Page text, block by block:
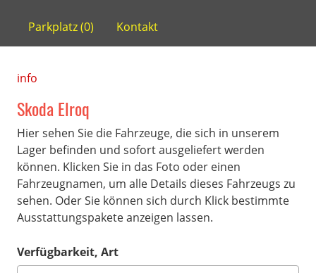
Parkplatz (0) Kontakt
info
Skoda Elroq
Hier sehen Sie die Fahrzeuge, die sich in unserem
Lager befinden und sofort ausgeliefert werden
können. Klicken Sie in das Foto oder einen
Fahrzeugnamen, um alle Details dieses Fahrzeugs zu
sehen. Oder Sie können sich durch Klick bestimmte
Ausstattungspakete anzeigen lassen.
Verfügbarkeit, Art